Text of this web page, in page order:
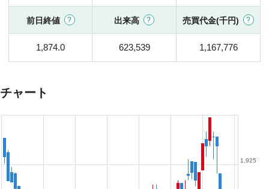
前日終値 出来高 売買代金(千円)
1,874.0 623,539 1,167,776
チャート
1,925